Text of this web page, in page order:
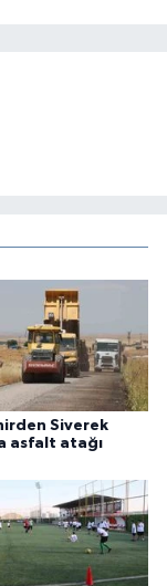
Siverek
asfalt atağı